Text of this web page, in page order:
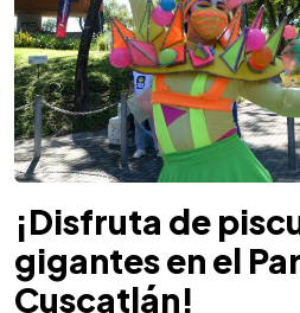
¡Disfruta de
gigantes en el
Cuscatlán!